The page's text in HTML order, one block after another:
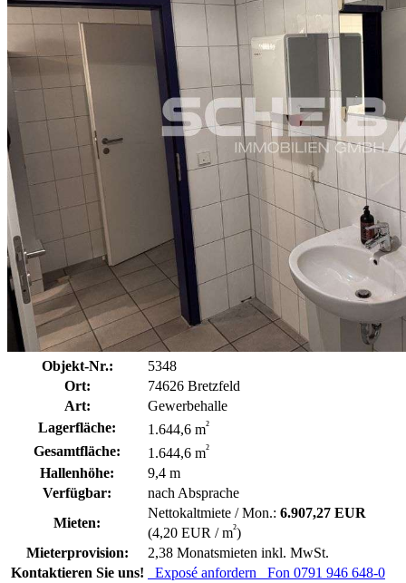
Objekt-Nr.:
5348
Ort:
74626 Bretzfeld
Art:
Gewerbehalle
Lagerfläche:
1.644,6 m²
Gesamtfläche: 1.644,6 m²
Hallenhöhe:
9,4 m
Verfügbar:
nach Absprache
Mieten:
Nettokaltmiete / Mon.: 6.907,27 EUR
(4,20 EUR / m²)
Mieterprovision:
2,38 Monatsmieten inkl. MwSt.
Kontaktieren Sie uns!
Exposé anfordern Fon 0791 946 648-0